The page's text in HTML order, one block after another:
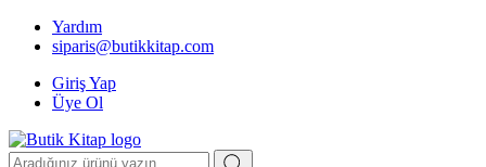
Yardım
siparis@butikkitap.com
Giriş Yap
Üye Ol